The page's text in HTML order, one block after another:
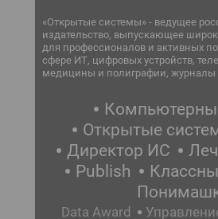
«Открытые системы» - ведущее
издательство, выпускающее
для профессионалов и активных
сфере ИТ, цифровых устройств,
медицины и полиграфии, журналы
Открытые
Директор ИС
Publish
Data Award